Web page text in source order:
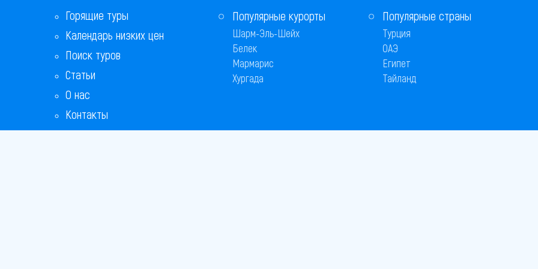
Горящие туры
Календарь низких цен
Поиск туров
Статьи
О нас
Контакты
Популярные курорты
Шарм-Эль-Шейх
Белек
Мармарис
Хургада
Популярные страны
Турция
ОАЭ
Египет
Тайланд